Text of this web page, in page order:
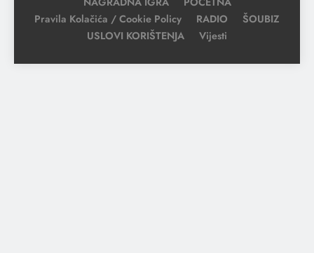
Pravila Kolačića / Cookie Policy
RADIO
ŠOUBIZ
USLOVI KORIŠTENJA
Vijesti